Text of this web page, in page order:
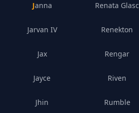
Janna
Jarvan IV
Jax
Jayce
Jhin
Renata Glasc
Renekton
Rengar
Riven
Rumble